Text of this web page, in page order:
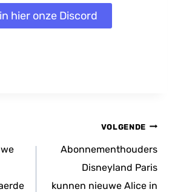
hier onze Discord
VOLGENDE
Abonnementhouders
Disneyland Paris
kunnen nieuwe Alice in